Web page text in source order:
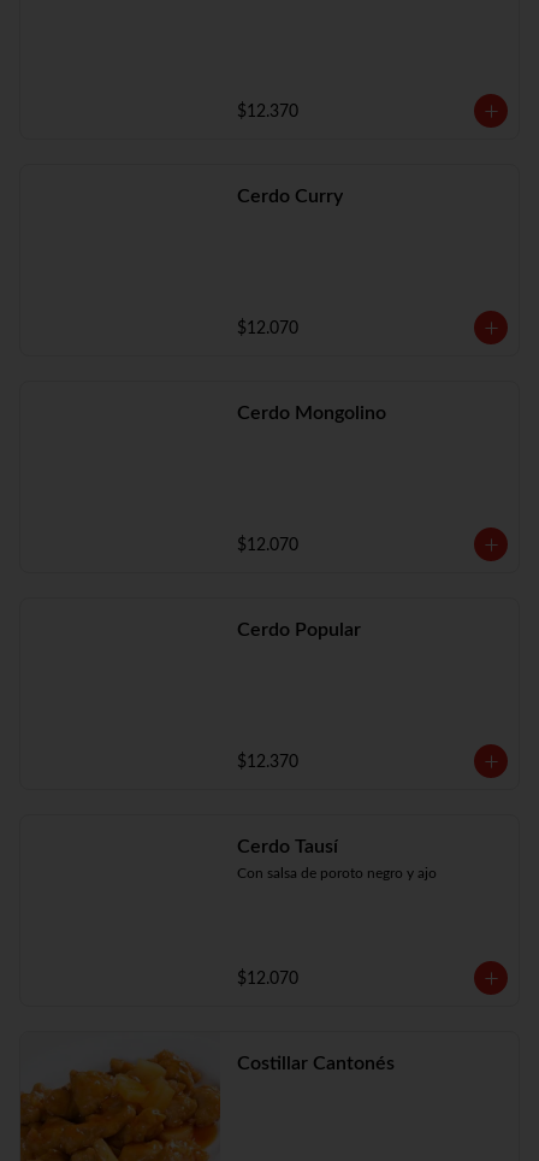
$12.370
Cerdo Curry
$12.070
Cerdo Mongolino
$12.070
Cerdo Popular
$12.370
Cerdo Tausí
Con salsa de poroto negro y ajo
$12.070
Costillar Cantonés